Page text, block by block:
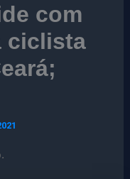
com
ciclista